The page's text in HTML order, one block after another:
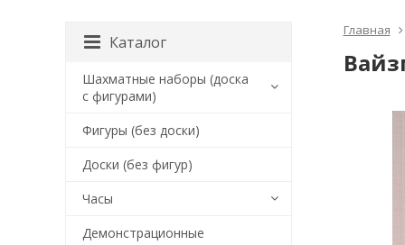
Главная
Каталог
Шахматные наборы (доска
с фигурами)
Фигуры (без доски)
Доски (без фигур)
Часы
Демонстрационные